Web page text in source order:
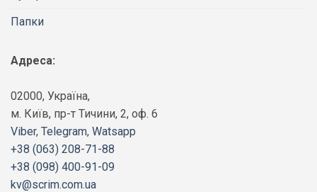
Папки
Адреса:
02000, Україна,
м. Київ, пр-т Тичини, 2, оф. 6
Viber, Telegram, Watsapp
+38 (063) 208-71-88
+38 (098) 400-91-09
kv@scrim.com.ua